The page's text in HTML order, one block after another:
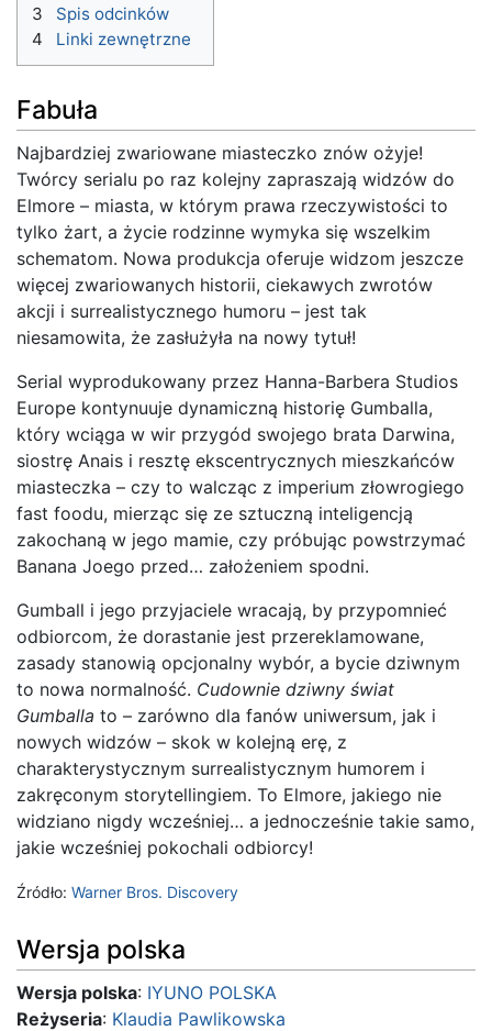
3
Spis odcinków
4
Linki zewnętrzne
Fabuła
Najbardziej zwariowane miasteczko znów ożyje!
Twórcy serialu po raz kolejny zapraszają widzów do
Elmore – miasta, w którym prawa rzeczywistości to
tylko żart, a życie rodzinne wymyka się wszelkim
schematom. Nowa produkcja oferuje widzom jeszcze
więcej zwariowanych historii, ciekawych zwrotów
akcji i surrealistycznego humoru – jest tak
niesamowita, że zasłużyła na nowy tytuł!
Serial wyprodukowany przez Hanna-Barbera Studios
Europe kontynuuje dynamiczną historię Gumballa,
który wciąga w wir przygód swojego brata Darwina,
siostrę Anais i resztę ekscentrycznych mieszkańców
miasteczka – czy to walcząc z imperium złowrogiego
fast foodu, mierząc się ze sztuczną inteligencją
zakochaną w jego mamie, czy próbując powstrzymać
Banana Joego przed… założeniem spodni.
Gumball i jego przyjaciele wracają, by przypomnieć
odbiorcom, że dorastanie jest przereklamowane,
zasady stanowią opcjonalny wybór, a bycie dziwnym
to nowa normalność. Cudownie dziwny świat
Gumballa to – zarówno dla fanów uniwersum, jak i
nowych widzów – skok w kolejną erę, z
charakterystycznym surrealistycznym humorem i
zakręconym storytellingiem. To Elmore, jakiego nie
widziano nigdy wcześniej… a jednocześnie takie samo,
jakie wcześniej pokochali odbiorcy!
Źródło: Warner Bros. Discovery
Wersja polska
Wersja polska: IYUNO POLSKA
Reżyseria: Klaudia Pawlikowska